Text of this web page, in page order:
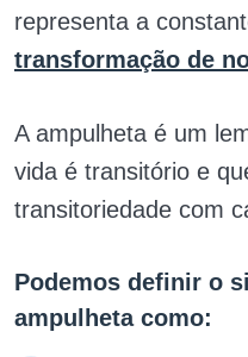
representa a
transformação de
A ampulheta é um
vida é transitório e
transitoriedade com
Podemos definir o
ampulheta como: